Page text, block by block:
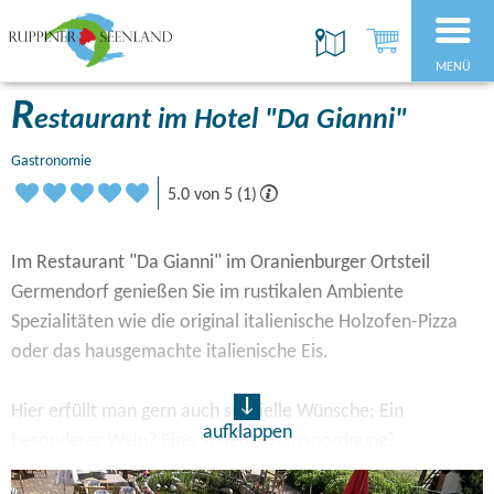
MENÜ
Restaurant im Hotel "Da Gianni"
Gastronomie
5.0 von 5 (1)
Im Restaurant "Da Gianni" im Oranienburger Ortsteil
Germendorf genießen Sie im rustikalen Ambiente
Spezialitäten wie die original italienische Holzofen-Pizza
oder das hausgemachte italienische Eis.
Hier erfüllt man gern auch spezielle Wünsche: Ein
besonderer Wein? Eine andere Tischanordnung?
aufklappen